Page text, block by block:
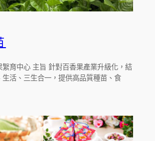
䌓育中心 主旨 針對百香果產業升級化，結
生活、三生合一，提供高品質種苗、食